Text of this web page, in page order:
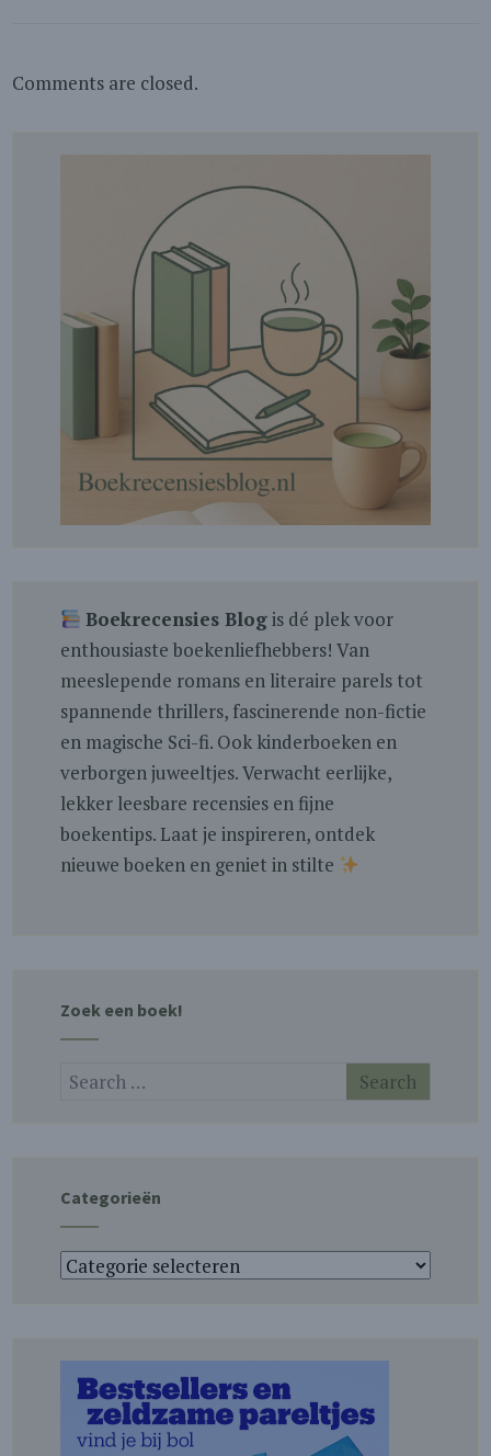
Comments are closed.
Boekrecensies Blogis dé plek voor
enthousiaste boekenliefhebbers! Van
meeslepende romans en literaire parels tot
spannende thrillers, fascinerende non-fictie
en magische Sci-fi. Ook kinderboeken en
verborgen juweeltjes. Verwacht eerlijke,
lekker leesbare recensies en fijne
boekentips. Laat je inspireren, ontdek
nieuwe boeken en geniet in stilte
Zoek een boek!
Categorieën
Categorieën